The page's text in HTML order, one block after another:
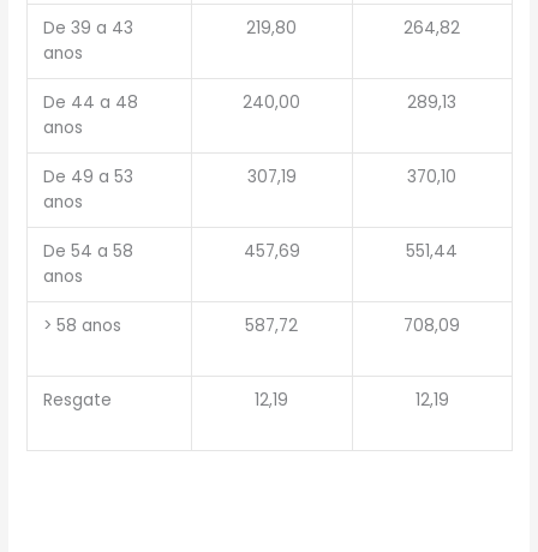
De 39 a 43
anos
219,80 264,82
De 44 a 48
anos
240,00 289,13
De 49 a 53
anos
307,19 370,10
De 54 a 58
anos
457,69 551,44
> 58 anos 587,72 708,09
Resgate 12,19 12,19